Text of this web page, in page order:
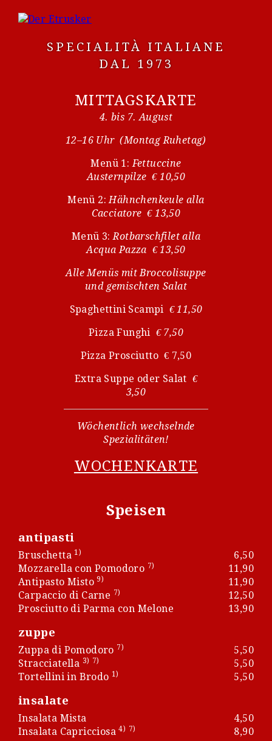
SPECIALITÀ ITALIANE
DAL 1973
MITTAGSKARTE
4. bis 7. August
12–16 Uhr (Montag Ruhetag)
Menü 1: Fettuccine
Austernpilze € 10,50
Menü 2: Hähnchenkeule alla
Cacciatore € 13,50
Menü 3: Rotbarschfilet alla
Acqua Pazza € 13,50
Alle Menüs mit Broccolisuppe
und gemischten Salat
Spaghettini Scampi € 11,50
Pizza Funghi € 7,50
Pizza Prosciutto € 7,50
Extra Suppe oder Salat €
3,50
Wöchentlich wechselnde
Spezialitäten!
WOCHENKARTE
Speisen
antipasti
Bruschetta 1)
6,50
Mozzarella con Pomodoro 7)
11,90
Antipasto Misto9)
11,90
Carpaccio di Carne 7)
12,50
Prosciutto di Parma con Melone
13,90
zuppe
Zuppa di Pomodoro 7)
5,50
Stracciatella 3) 7)
5,50
Tortellini in Brodo 1) 5,50
insalate
Insalata Mista
4,50
Insalata Capricciosa4) 7) 8,90